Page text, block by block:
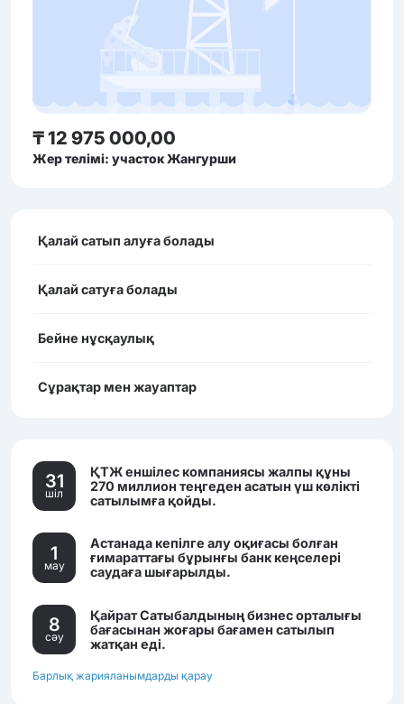
₸ 12 975 000,00
Жер телімі: участок Жангурши
Қалай сатып алуға болады
Қалай сатуға болады
Бейне нұсқаулық
Сұрақтар мен жауаптар
31
шiл
ҚТЖ еншілес компаниясы жалпы құны
270 миллион теңгеден асатын үш көлікті
сатылымға қойды.
1
мау
Астанада кепілге алу оқиғасы болған
ғимараттағы бұрынғы банк кеңселері
саудаға шығарылды.
8
сәу
Қайрат Сатыбалдының бизнес орталығы
бағасынан жоғары бағамен сатылып
жатқан еді.
Барлық жарияланымдарды қарау